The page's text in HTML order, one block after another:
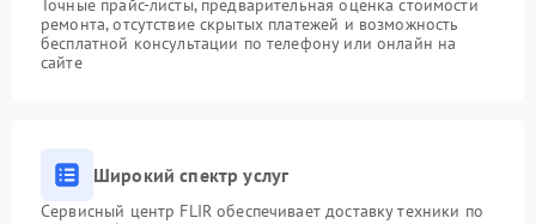
Точные прайс-листы, предварительная оценка стоимости
ремонта, отсутствие скрытых платежей и возможность
бесплатной консультации по телефону или онлайн на
сайте
Широкий спектр услуг
Сервисный центр FLIR обеспечивает доставку техники по